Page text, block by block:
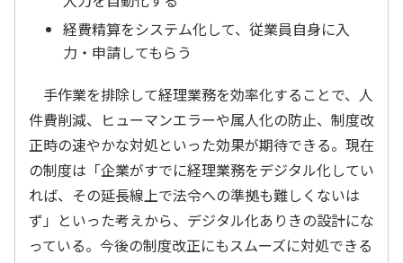
経費精算をシステム化して、従業員自身に入
力・申請してもらう
手作業を排除して経理業務を効率化することで、人
件費削減、ヒューマンエラーや属人化の防止、制度改
正時の速やかな対処といった効果が期待できる。現在
の制度は「企業がすでに経理業務をデジタル化してい
れば、その延長線上で法令への準拠も難しくないは
ず」といった考えから、デジタル化ありきの設計にな
っている。今後の制度改正にもスムーズに対処できる